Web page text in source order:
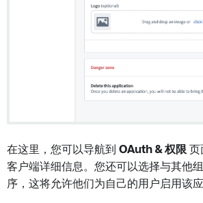
在这里，您可以导航到 OAuth & 权限
客户端详细信息。您还可以选择与其他
序，这将允许他们为自己的用户启用该应